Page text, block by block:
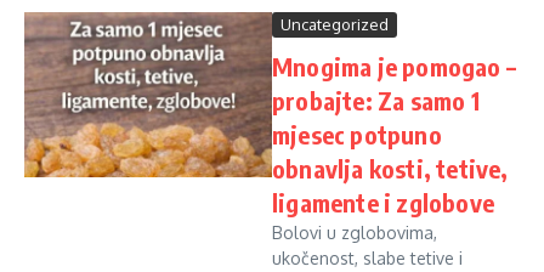
Uncategorized
Mnogima je pomogao –
probajte: Za samo 1
mjesec potpuno
obnavlja kosti, tetive,
ligamente i zglobove
Bolovi u zglobovima,
ukočenost, slabe tetive i